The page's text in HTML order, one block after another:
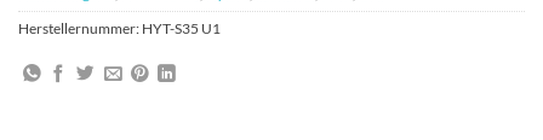
Herstellernummer: HYT-S35 U1